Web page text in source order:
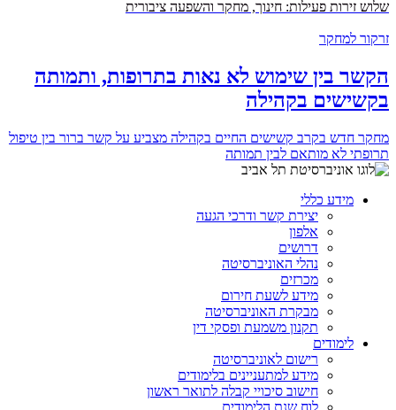
שלוש זירות פעילות: חינוך, מחקר והשפעה ציבורית
זרקור למחקר
הקשר בין שימוש לא נאות בתרופות, ותמותה
בקשישים בקהילה
מחקר חדש בקרב קשישים החיים בקהילה מצביע על קשר ברור בין טיפול
תרופתי לא מותאם לבין תמותה
מידע כללי
יצירת קשר ודרכי הגעה
אלפון
דרושים
נהלי האוניברסיטה
מכרזים
מידע לשעת חירום
מבקרת האוניברסיטה
תקנון משמעת ופסקי דין
לימודים
רישום לאוניברסיטה
מידע למתעניינים בלימודים
חישוב סיכויי קבלה לתואר ראשון